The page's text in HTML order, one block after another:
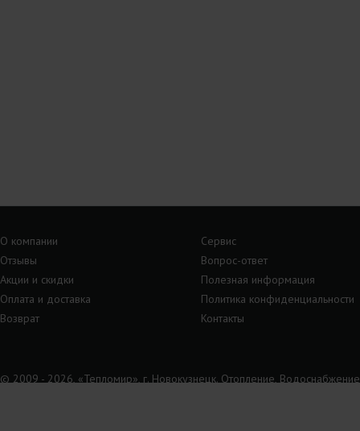
О компании
Сервис
Отзывы
Вопрос-ответ
Акции и скидки
Полезная информация
Оплата и доставка
Политика конфиденциальности
Возврат
Контакты
© 2009 - 2026, «Тепломир», г. Новокузнецк. Отопление,